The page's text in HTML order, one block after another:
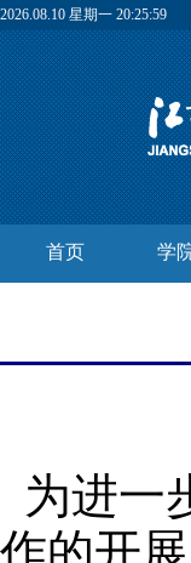
2026.08.10 星期一 20:26:00
首页 学
为进一
作的开